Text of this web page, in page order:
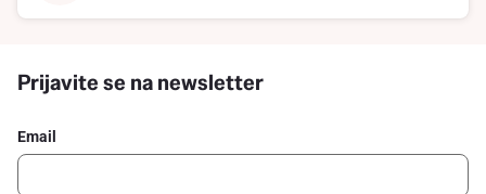
Prijavite se na newsletter
Email